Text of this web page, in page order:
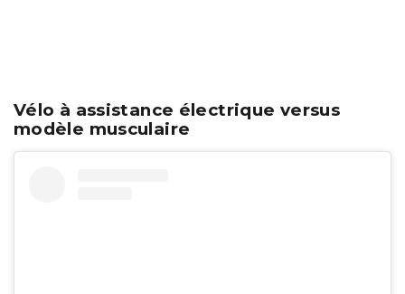
Vélo à assistance électrique versus
modèle musculaire